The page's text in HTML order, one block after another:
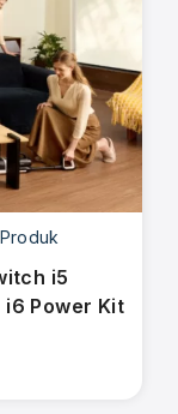
i5
i6 Power Kit